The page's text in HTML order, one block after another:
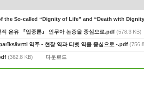
the So-called “Dignity of Life” and “Death with
은유 『입중론』 인무아 논증을 중심으로.pdf (578.3 KB)
역주 - 현장 역과 티벳 역을 중심으로 -.pdf
(362.8 KB) 다운로드